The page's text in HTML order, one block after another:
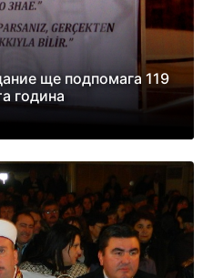
ще подпомага 119
година